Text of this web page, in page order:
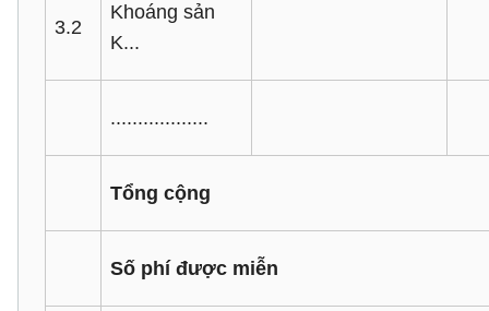
3.2
Khoáng sản
K...
..................
Tổng cộng
Số phí được miễn